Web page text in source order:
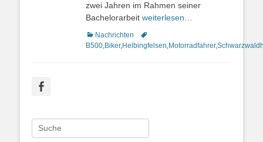
zwei Jahren im Rahmen seiner
Bachelorarbeit weiterlesen…
Kategorien
Nachrichten
Schlagworte
B500,Biker,Helbingfelsen,Motorradfahrer,
Suche
nach: